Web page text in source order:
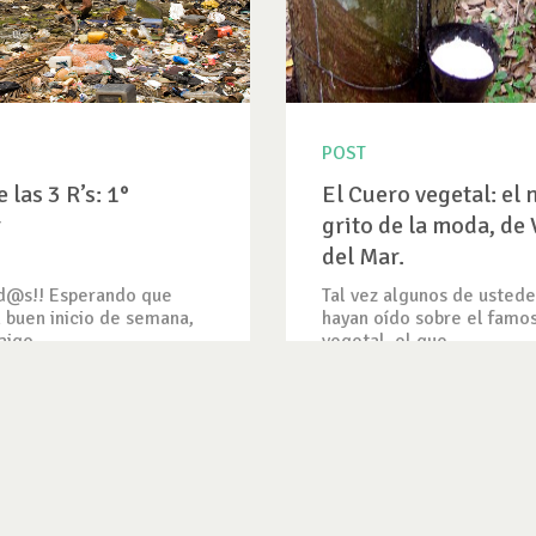
las 3 R’s: 1°
Esperando que
inicio de semana,
POST
El Cuero vegetal: el
grito de la moda, de
del Mar.
Tal vez algunos de
hayan oído sobre el
vegetal, el que...